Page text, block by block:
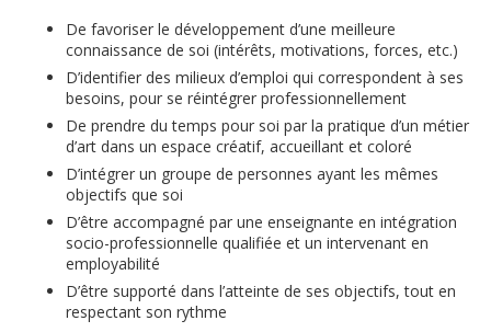
De favoriser le développement d’une meilleure
connaissance de soi (intérêts, motivations, forces, etc.)
D’identifier des milieux d’emploi qui correspondent à ses
besoins, pour se réintégrer professionnellement
De prendre du temps pour soi par la pratique d’un métier
d’art dans un espace créatif, accueillant et coloré
D’intégrer un groupe de personnes ayant les mêmes
objectifs que soi
D’être accompagné par une enseignante en intégration
socio-professionnelle qualifiée et un intervenant en
employabilité
D’être supporté dans l’atteinte de ses objectifs, tout en
respectant son rythme